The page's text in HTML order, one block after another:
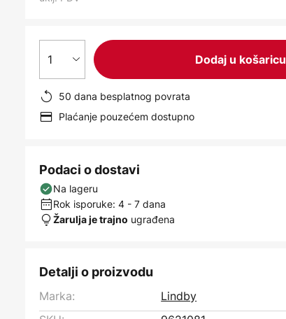
1 Dodaj u košaricu
50 dana besplatnog povrata
Plaćanje pouzećem dostupno
Podaci o dostavi
Na lageru
Rok isporuke: 4 - 7 dana
Žarulja je trajno ugrađena
Detalji o proizvodu
Marka:
Lindby